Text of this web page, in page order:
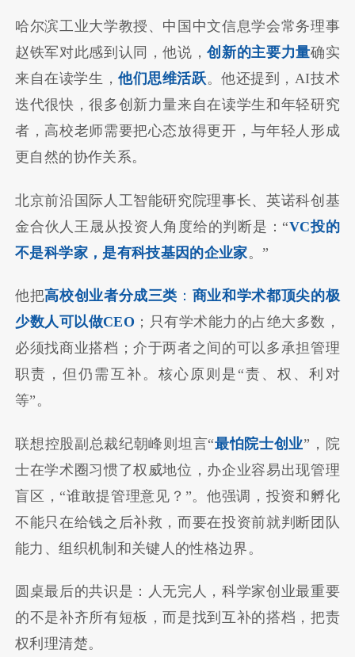
哈尔滨工业大学教授、中国中文信息学会常务理事
赵铁军对此感到认同，他说，创新的主要力量确实
来自在读学生，他们思维活跃。他还提到，AI技术
迭代很快，很多创新力量来自在读学生和年轻研究
者，高校老师需要把心态放得更开，与年轻人形成
更自然的协作关系。
北京前沿国际人工智能研究院理事长、英诺科创基
金合伙人王晟从投资人角度给的判断是：“VC投的
不是科学家，是有科技基因的企业家。”
他把高校创业者分成三类 ： 商业和学术都顶尖的极
少数人可以做CEO ；只有学术能力的占绝大多数，
必须找商业搭档；介于两者之间的可以多承担管理
职责，但仍需互补。核心原则是“责、权、利对
等”。
联想控股副总裁纪朝峰则坦言“最怕院士创业”，院
士在学术圈习惯了权威地位，办企业容易出现管理
盲区，“谁敢提管理意见？”。他强调，投资和孵化
不能只在给钱之后补救，而要在投资前就判断团队
能力、组织机制和关键人的性格边界。
圆桌最后的共识是：人无完人，科学家创业最重要
的不是补齐所有短板，而是找到互补的搭档，把责
权利理清楚。